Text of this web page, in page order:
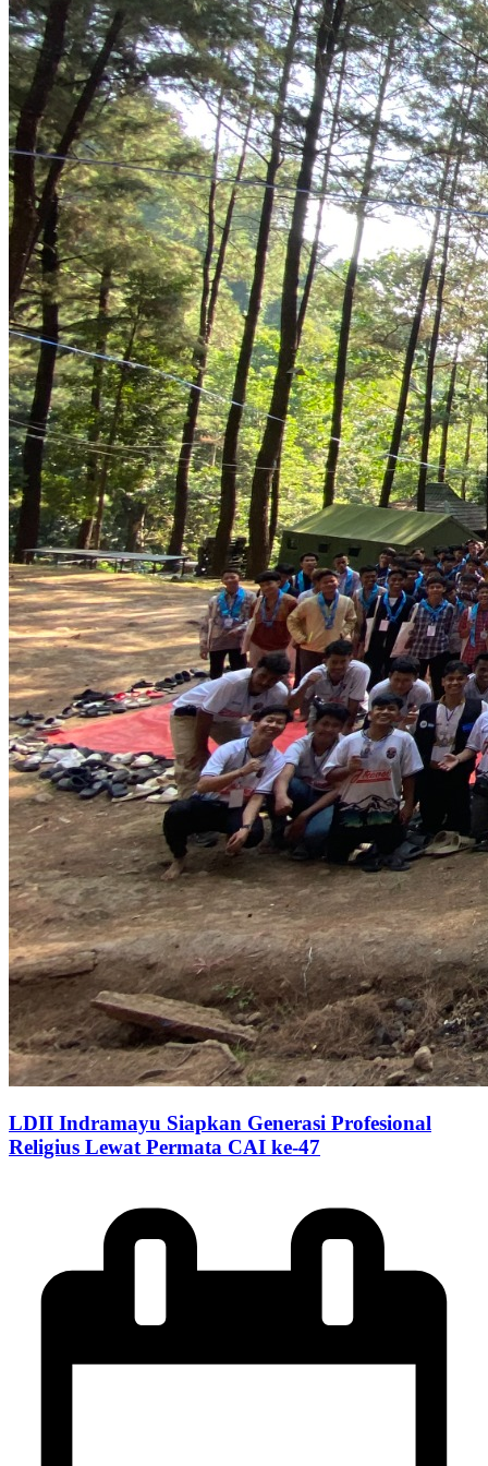
LDII Indramayu Siapkan Generasi Profesional
Religius Lewat Permata CAI ke-47